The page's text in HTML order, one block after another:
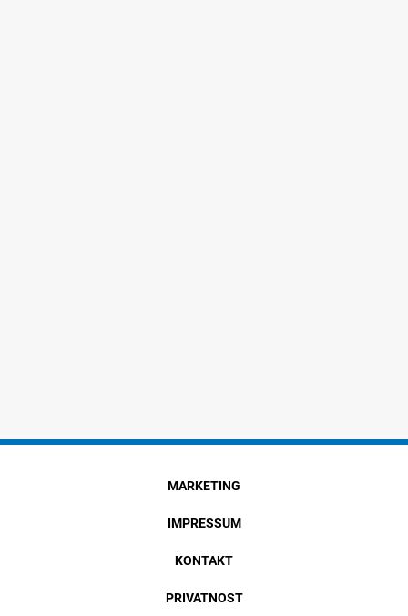
MARKETING
IMPRESSUM
KONTAKT
PRIVATNOST